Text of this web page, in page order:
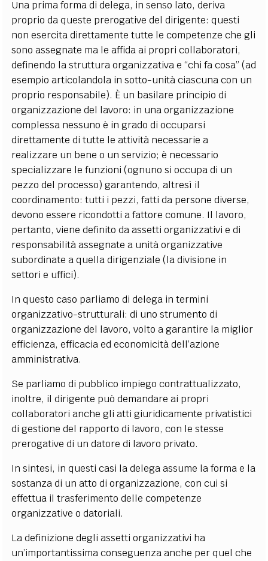
Una prima forma di delega, in senso lato, deriva
proprio da queste prerogative del dirigente: questi
non esercita direttamente tutte le competenze che gli
sono assegnate ma le affida ai propri collaboratori,
definendo la struttura organizzativa e “chi fa cosa” (ad
esempio articolandola in sotto-unità ciascuna con un
proprio responsabile). È un basilare principio di
organizzazione del lavoro: in una organizzazione
complessa nessuno è in grado di occuparsi
direttamente di tutte le attività necessarie a
realizzare un bene o un servizio; è necessario
specializzare le funzioni (ognuno si occupa di un
pezzo del processo) garantendo, altresì il
coordinamento: tutti i pezzi, fatti da persone diverse,
devono essere ricondotti a fattore comune. Il lavoro,
pertanto, viene definito da assetti organizzativi e di
responsabilità assegnate a unità organizzative
subordinate a quella dirigenziale (la divisione in
settori e uffici).
In questo caso parliamo di delega in termini
organizzativo-strutturali: di uno strumento di
organizzazione del lavoro, volto a garantire la miglior
efficienza, efficacia ed economicità dell’azione
amministrativa.
Se parliamo di pubblico impiego contrattualizzato,
inoltre, il dirigente può demandare ai propri
collaboratori anche gli atti giuridicamente privatistici
di gestione del rapporto di lavoro, con le stesse
prerogative di un datore di lavoro privato.
In sintesi, in questi casi la delega assume la forma e la
sostanza di un atto di organizzazione, con cui si
effettua il trasferimento delle competenze
organizzative o datoriali.
La definizione degli assetti organizzativi ha
un’importantissima conseguenza anche per quel che